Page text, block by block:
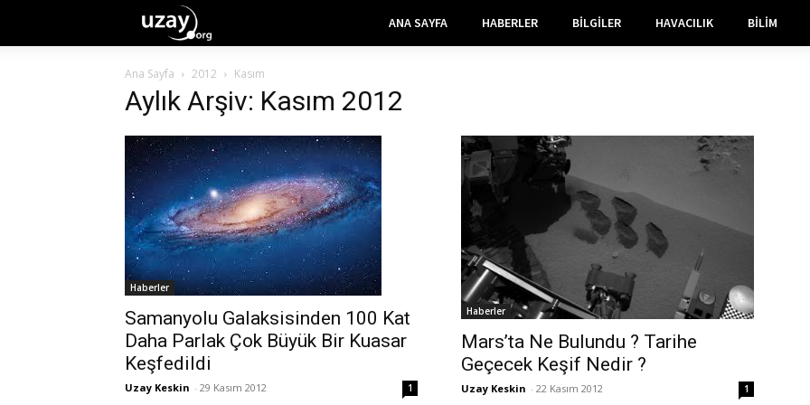
ANA SAYFA HABERLER BILGILER HAVACILIK BILIM
Ana Sayfa 2012 Kasım
Aylık Arşiv: Kasım 2012
Haberler
Samanyolu Galaksisinden 100 Kat
Daha Parlak Çok Büyük Bir Kuasar
Keşfedildi
Uzay Keskin - 29 Kasım 2012 1
Haberler
Mars’ta Ne Bulundu ? Tarihe
Geçecek Keşif Nedir ?
Uzay Keskin - 22 Kasım 2012 1